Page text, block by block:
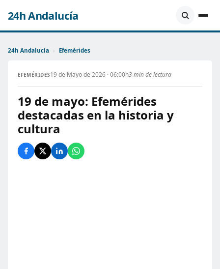
24h Andalucía
24h Andalucía › Efemérides
EFEMÉRIDES19 de Mayo de 2026 · 06:00h3 min de lectura
19 de mayo: Efemérides
destacadas en la historia y
cultura